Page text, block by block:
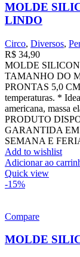
MOLDE
LINDO
Circo, Diversos,
R$ 34,90
MOLDE
TAMANHO DO
PRONTAS 5,0
temperaturas. *
americana, massa
PRODUTO
GARANTIDA EM
SEMANA E
Add to wishlist
Adicionar ao
Quick view
-15%
Compare
MOLDE